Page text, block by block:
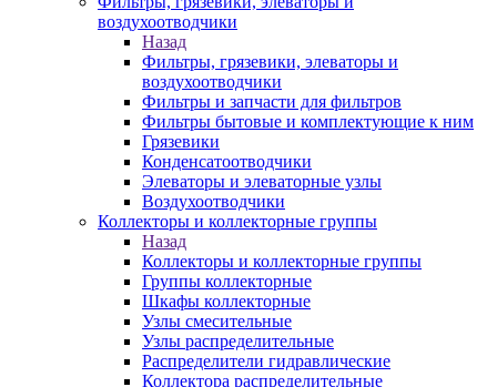
воздухоотводчики
Назад
Фильтры, грязевики, элеваторы и
воздухоотводчики
Фильтры и запчасти для фильтров
Фильтры бытовые и комплектующие к ним
Грязевики
Конденсатоотводчики
Элеваторы и элеваторные узлы
Воздухоотводчики
Коллекторы и коллекторные группы
Назад
Коллекторы и коллекторные группы
Группы коллекторные
Шкафы коллекторные
Узлы смесительные
Узлы распределительные
Распределители гидравлические
Коллектора распределительные